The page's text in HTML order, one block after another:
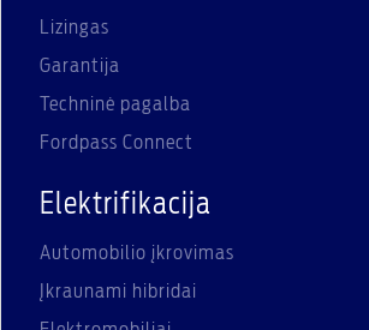
Lizingas
Garantija
Techninė pagalba
Fordpass Connect
Elektrifikacija
Automobilio įkrovimas
Įkraunami hibridai